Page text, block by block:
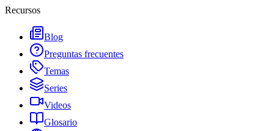
Recursos
Blog
Preguntas frecuentes
Temas
Series
Videos
Glosario